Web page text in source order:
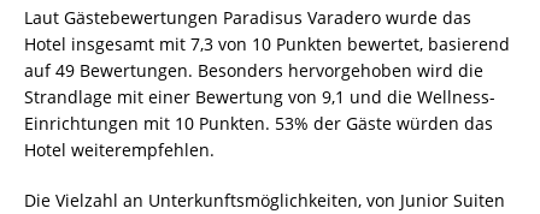
Laut Gästebewertungen Paradisus Varadero wurde das
Hotel insgesamt mit 7,3 von 10 Punkten bewertet, basierend
auf 49 Bewertungen. Besonders hervorgehoben wird die
Strandlage mit einer Bewertung von 9,1 und die Wellness-
Einrichtungen mit 10 Punkten. 53% der Gäste würden das
Hotel weiterempfehlen.
Die Vielzahl an Unterkunftsmöglichkeiten, von Junior Suiten